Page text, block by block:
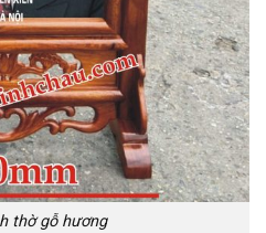
thờ gỗ hương